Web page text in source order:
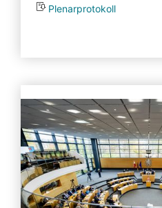
Plenarprotokoll